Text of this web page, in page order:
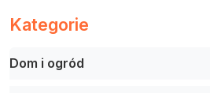
Kategorie
Dom i ogród